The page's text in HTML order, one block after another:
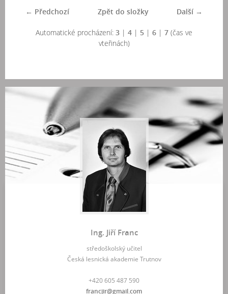
← Předchozí Další →
Zpět do složky
Automatické procházení: 3 | 4 | 5 | 6 | 7 (čas ve
vteřinách)
Ing. Jiří Franc
středoškolský učitel
Česká lesnická akademie Trutnov
+420 605 487 590
francjir@gmail.com